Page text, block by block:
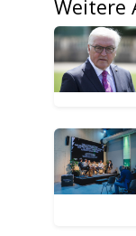
Weitere